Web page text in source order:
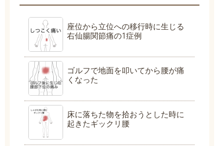
座位から立位への移行時に生じる
右仙腸関節痛の1症例
ゴルフで地面を叩いてから腰が痛
くなった
床に落ちた物を拾おうとした時に
起きたギックリ腰